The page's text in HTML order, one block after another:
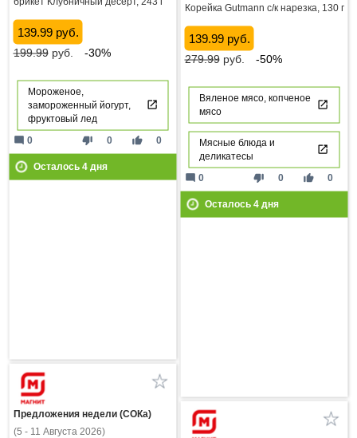
139.99 руб.
199.99руб. -30%
Мороженое,
замороженный йогурт,
фруктовый лед
thumb_down 0 thumb_up 0
mode_comment 0
Осталось 4дня
Корейка Gutmann с/к нарезка, 130 г
139.99 руб.
279.99руб. -50%
Вяленое мясо, копченое
мясо
Мясные блюда и
деликатесы
thumb_down 0 thumb_up 0
mode_comment 0
Осталось 4дня
Предложения недели (СОКа)
(5 - 11 Августа 2026)